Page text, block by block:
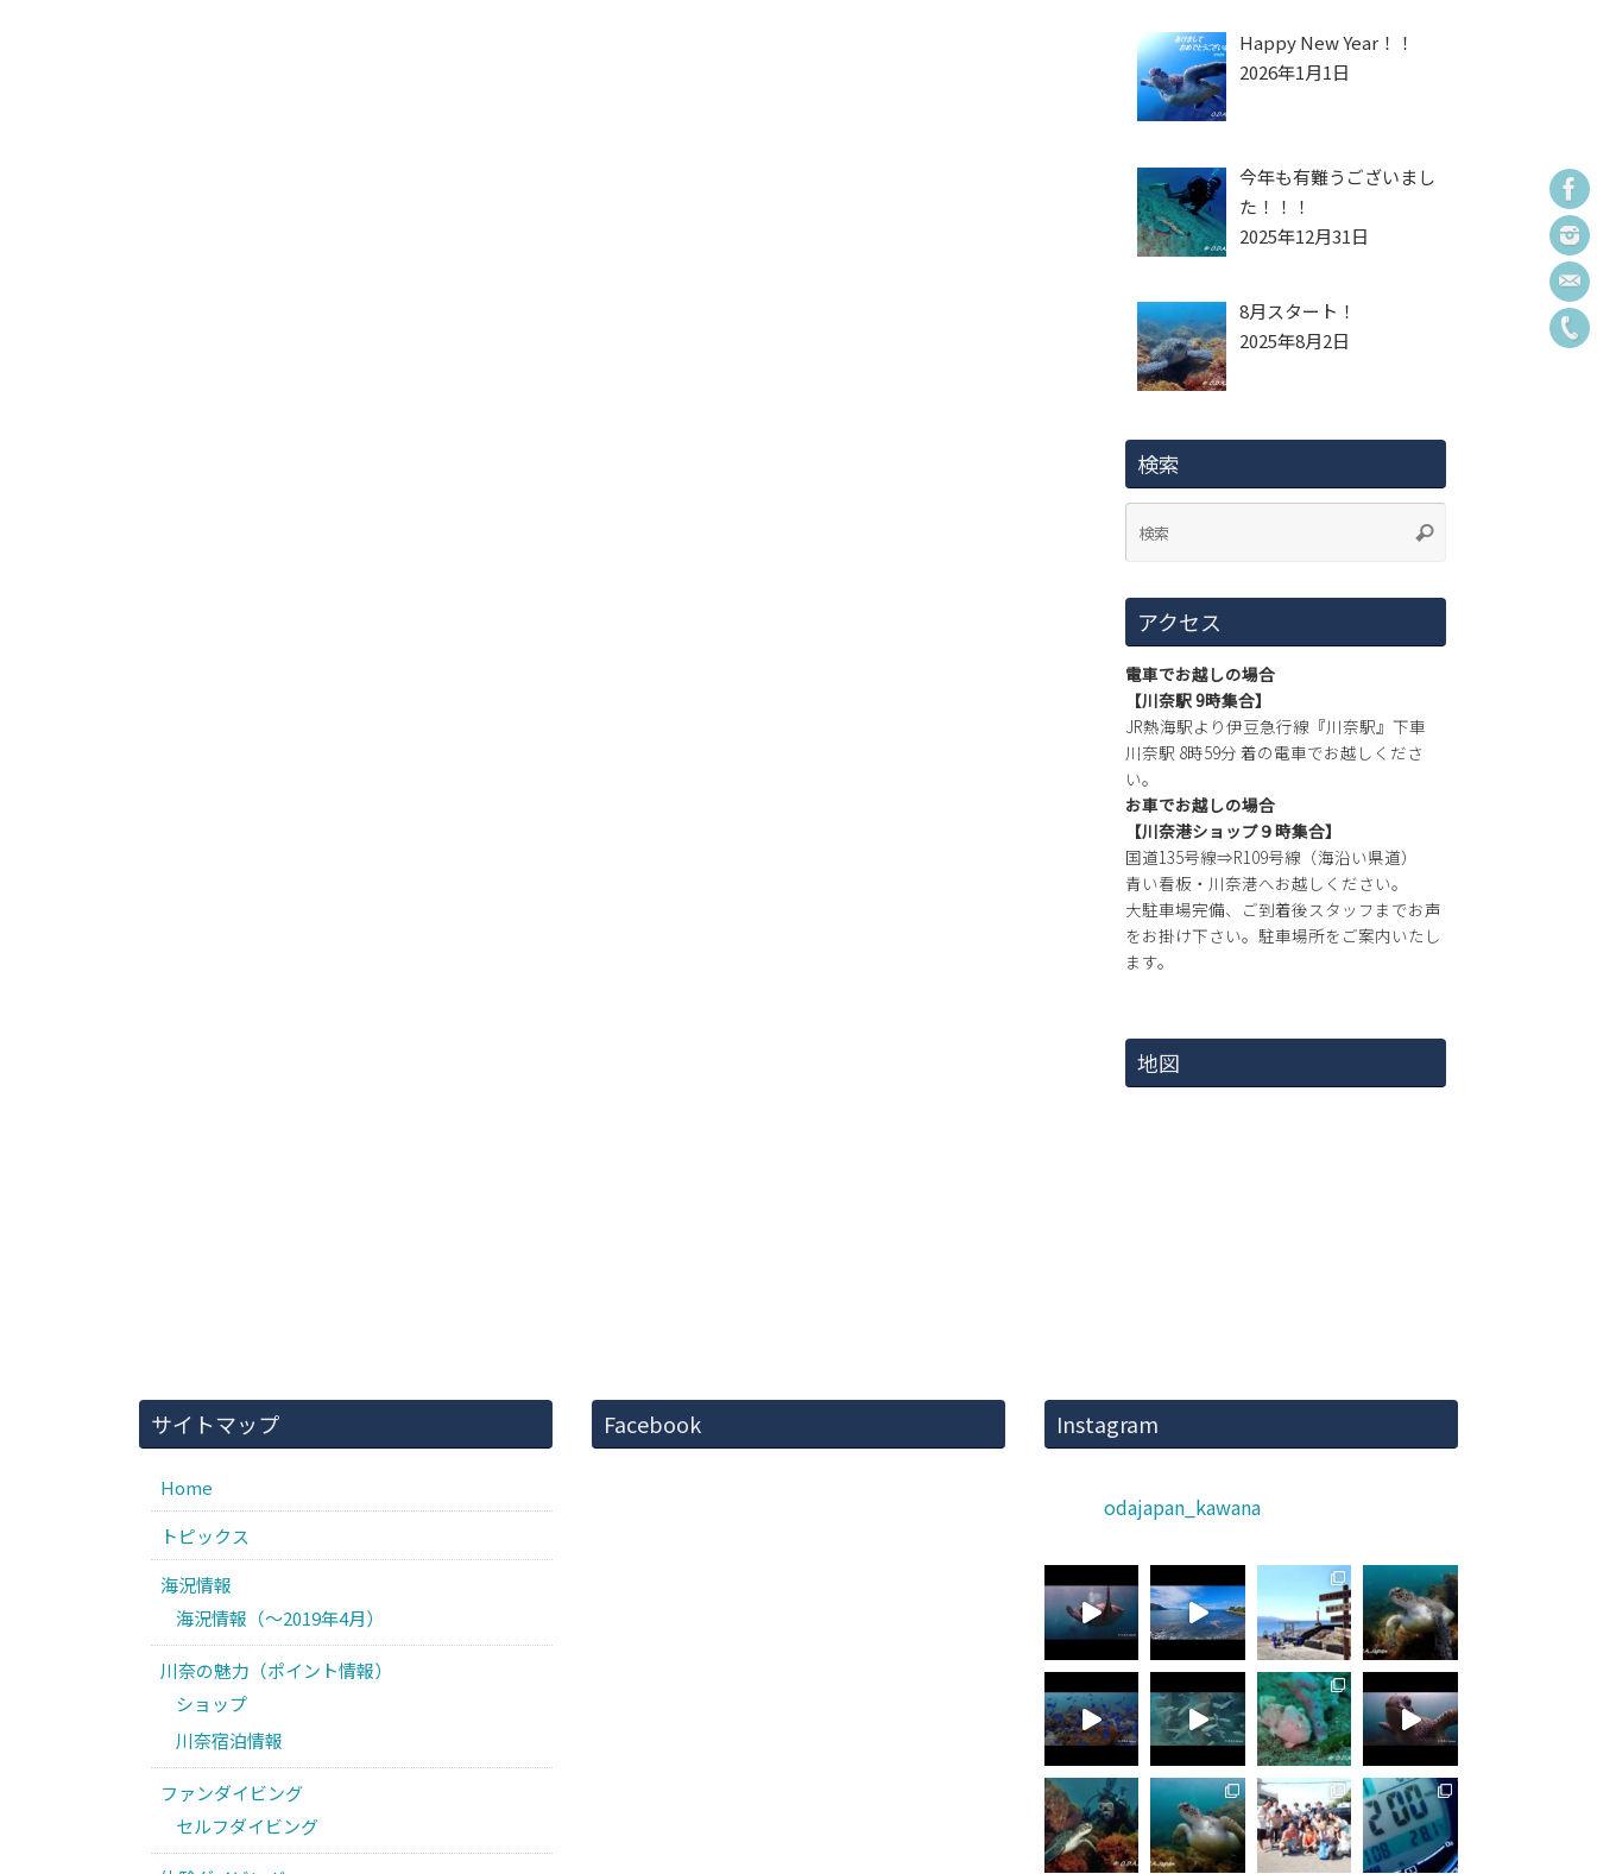
Happy New Year！！
2026年1月1日
今年も有難うございまし
た！！！
2025年12月31日
8月スタート！
2025年8月2日
検索
アクセス
電車でお越しの場合
【川奈駅 9時集合】
JR熱海駅より伊豆急行線『川奈駅』下車
川奈駅 8時59分 着の電車でお越しくださ
い。
お車でお越しの場合
【川奈港ショップ９時集合】
国道135号線⇒R109号線（海沿い県道）
青い看板・川奈港へお越しください。
大駐車場完備、ご到着後スタッフまでお声
をお掛け下さい。駐車場所をご案内いたし
ます。
地図
サイトマップ
Home
トピックス
海況情報
海況情報（〜2019年4月）
川奈の魅力（ポイント情報）
ショップ
川奈宿泊情報
ファンダイビング
セルフダイビング
Facebook Instagram
odajapan_kawana